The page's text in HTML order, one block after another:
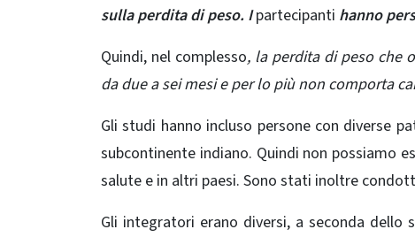
sullaperdita di peso. Ipartecipanti hanno
Quindi, nel complesso, la perdita di peso che
da due a sei mesi e per lo più non comporta
Gli studi hanno incluso persone con diverse
subcontinente indiano. Quindi non possiamo
salute e in altri paesi. Sono stati inoltre
Gli integratori erano diversi, a seconda dello